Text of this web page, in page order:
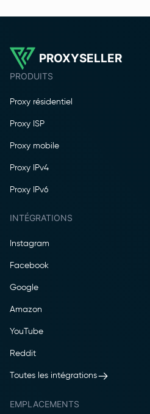
PROXYSELLER
PRODUITS
Proxy résidentiel
Proxy ISP
Proxy mobile
Proxy IPv4
Proxy IPv6
INTÉGRATIONS
Instagram
Facebook
Google
Amazon
YouTube
Reddit
Toutes les intégrations
EMPLACEMENTS